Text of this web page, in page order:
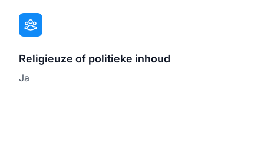
Religieuze of politieke inhoud
Ja